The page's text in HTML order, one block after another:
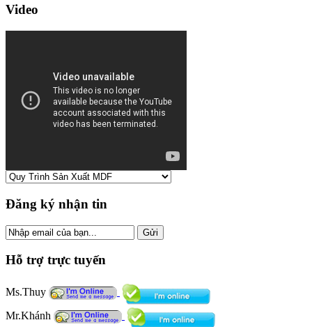
Video
Đăng ký nhận tin
Hỗ trợ trực tuyến
Ms.Thuy
Mr.Khánh